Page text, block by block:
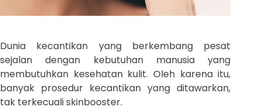
Dunia kecantikan yang berkembang pesat
sejalan dengan kebutuhan manusia yang
membutuhkan kesehatan kulit. Oleh karena itu,
banyak prosedur kecantikan yang ditawarkan,
tak terkecuali skinbooster.